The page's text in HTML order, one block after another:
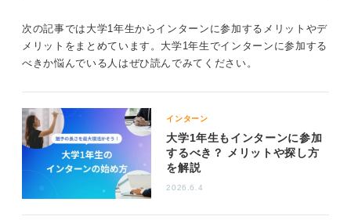
選考なしのインターンは参加しやすいですが、より就職
活動に近い経験を得たいなら、選考ありのインターンに
参加することで、有利な情報や経験が得られるでしょ
あなたのキャリアプランに合わせて、最適な時期を選ん
でくださいね。
0
次の記事では大学1年生からインターンに参加するメリットやデ
メリットをまとめています。大学1年生でインターンに参加する
べきか悩んでいる人はぜひ読んでみてください。
インターン
大学1年生もインターンに参加
するべき？ メリットや探し方
を解説
2026.6.4